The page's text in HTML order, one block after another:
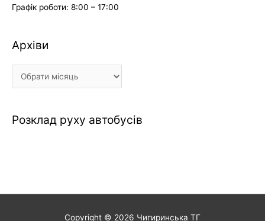
Графік роботи: 8:00 – 17:00
Архіви
Архіви
Розклад руху автобусів
Copyright © 2026 Чигиринська ТГ